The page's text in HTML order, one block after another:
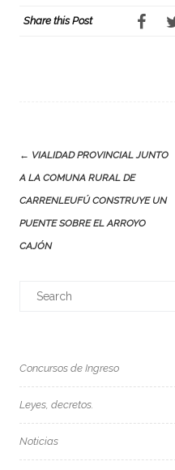
Share this Post
Post
navigation
← VIALIDAD PROVINCIAL JUNTO
A LA COMUNA RURAL DE
CARRENLEUFÚ CONSTRUYE UN
PUENTE SOBRE EL ARROYO
CAJÓN
Concursos de Ingreso
Leyes, decretos.
Noticias